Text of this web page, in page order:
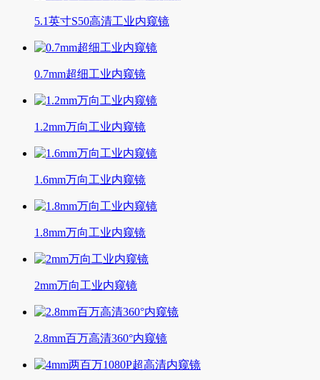
5.1英寸S50高清工业内窥镜
0.7mm超细工业内窥镜
1.2mm万向工业内窥镜
1.6mm万向工业内窥镜
1.8mm万向工业内窥镜
2mm万向工业内窥镜
2.8mm百万高清360°内窥镜